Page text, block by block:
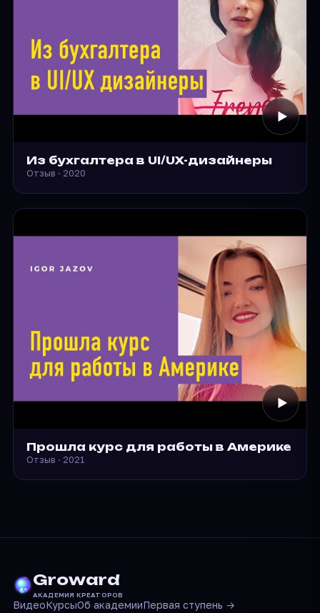
Из бухгалтера в UI/UX-дизайнеры
Отзыв · 2020
Прошла курс для работы в Америке
Отзыв · 2021
Groward
АКАДЕМИЯ КРЕАТОРОВ
ВидеоКурсыОб академииПервая ступень →